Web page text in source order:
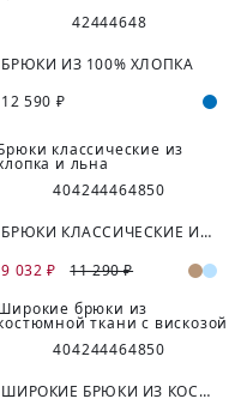
42444648
БРЮКИ ИЗ 100% ХЛОПКА
12 590 ₽
404244464850
БРЮКИ КЛАССИЧЕСКИЕ ИЗ ХЛОПКА И ЛЬНА
9 032 ₽
11 290 ₽
404244464850
ШИРОКИЕ БРЮКИ ИЗ КОСТЮМНОЙ ТКАНИ С ВИСКОЗОЙ